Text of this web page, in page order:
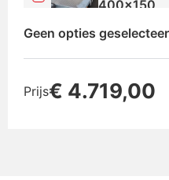
400×150
Disselbak
Geen opties
Prijs€ 4.719,00